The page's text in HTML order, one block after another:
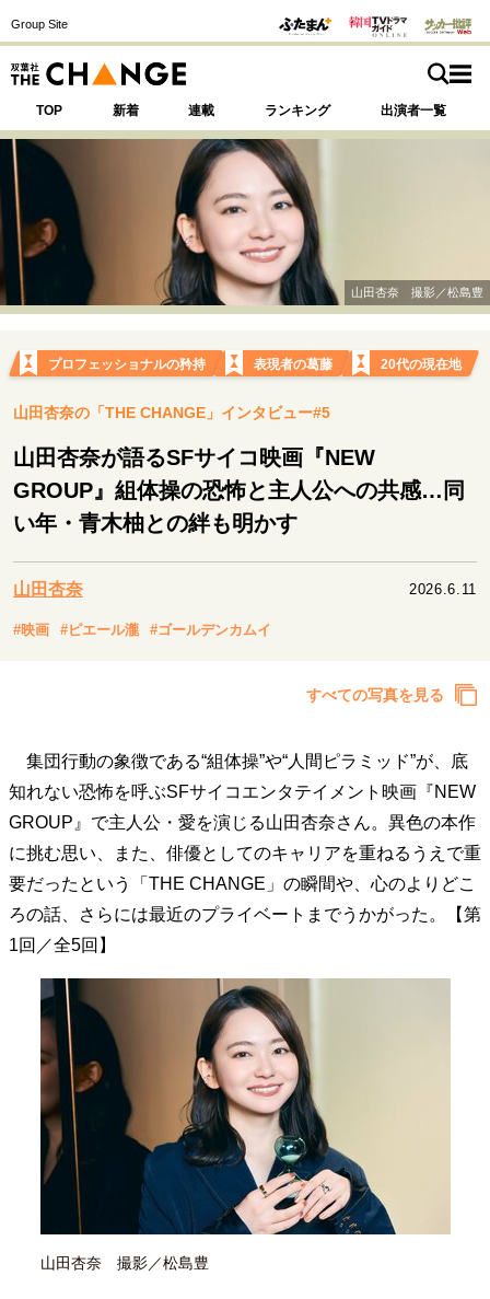
Group Site
TOP 新着 連載 ランキング 出演者一覧
SPECIAL 注目の記事テーマで探す
運命を変えた出会い 決断の裏側
挫折からの再起
表現者の葛藤
人生が動いた日 10代の挫折と原点
キャリア・働き方
セカンドキャリアの描き方
独立という決断
大人の学び直し
ファーストキャリアを拓く
夢を掴む選択
次世代へのバトン
マインドセット
重圧との向き合い方 一流のルーティン
20代の現在地
忘れられない言葉
10代・20代の土台
40代からの景色 50代のリアル
パートナーとの歩み方
親になるということ
病が教えてくれたこと
移住という選択
熱狂できるもの
一生モノの愛用品
私を彩るエッセンス
60代のネクストステージ
70代のグランドデザイン
社会・カルチャー・マネー
地域とつながる/お金との付き合い方
山田杏奈 撮影／松島豊
プロフェッショナルの矜持 表現者の葛藤 20代の現在地
山田杏奈の「THE CHANGE」インタビュー#5
山田杏奈が語るSFサイコ映画『NEW
GROUP』組体操の恐怖と主人公への共感…同
い年・青木柚との絆も明かす
山田杏奈 2026.6.11
#映画 #ピエール瀧 #ゴールデンカムイ
すべての写真を見る
集団行動の象徴である“組体操”や“人間ピラミッド”が、底
知れない恐怖を呼ぶSFサイコエンタテイメント映画『NEW
GROUP』で主人公・愛を演じる山田杏奈さん。異色の本作
に挑む思い、また、俳優としてのキャリアを重ねるうえで重
要だったという「THE CHANGE」の瞬間や、心のよりどこ
ろの話、さらには最近のプライベートまでうかがった。【第
1回／全5回】
山田杏奈 撮影／松島豊